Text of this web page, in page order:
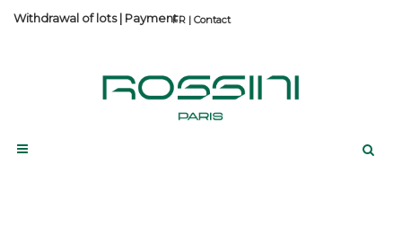
Contact
Withdrawal of lots| Payment